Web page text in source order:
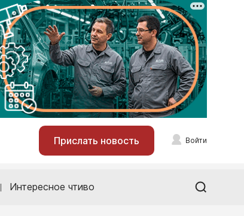
Прислать новость Войти
Интересное чтиво